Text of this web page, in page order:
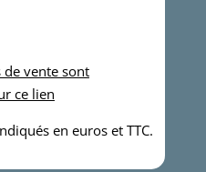
de vente sont
ce lien
en euros et TTC.